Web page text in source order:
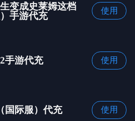
变成史莱姆这档
手游代充
使用
手游代充 使用
国际服）代充 使用